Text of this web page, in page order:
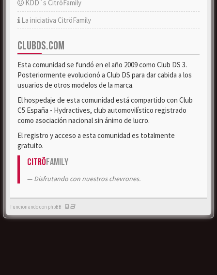
KDD´s CitröFamily
La iniciativa CitröFamily
CLUBDS.COM
Esta comunidad se fundó en el año 2009 como Club DS 3.
Posteriormente evolucionó a Club DS para dar cabida a los
usuarios de otros modelos de la marca.
El hospedaje de esta comunidad está compartido con Club
C5 España - Hydractives, club automovilístico registrado
como asociación nacional sin ánimo de lucro.
El registro y acceso a esta comunidad es totalmente
gratuito.
CitröFamily
Disfrutando con nuestros chevrones.
Funcionando con phpBB -